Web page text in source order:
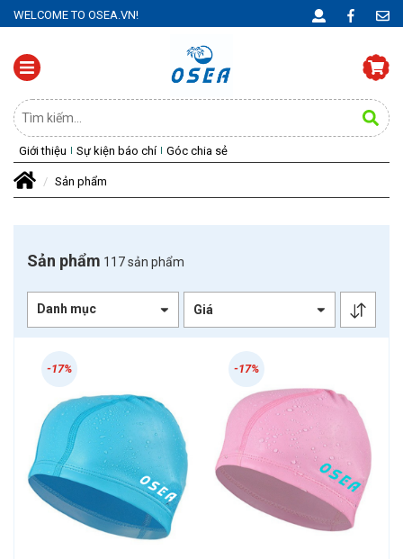
WELCOME TO OSEA.VN!
Giới thiệu Sự kiện báo chí Góc chia sẻ
Sản phẩm
Sản phẩm 117 sản phẩm
Danh mục
-17% -17%